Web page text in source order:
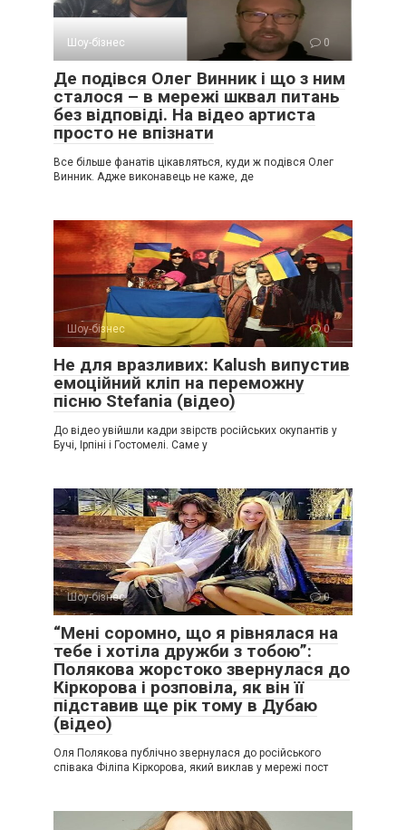
Шоу-бізнес 0
Де подівся Олег Винник і що з ним
сталося – в мережі шквал питань
без відповіді. На відео артиста
просто не впізнати
Все більше фанатів цікавляться, куди ж подівся Олег
Винник. Адже виконавець не каже, де
Шоу-бізнес 0
Не для вразливих: Kalush випустив
емоційний кліп на переможну
пісню Stefania (відео)
До відео увійшли кадри звірств російських окупантів у
Бучі, Ірпіні і Гостомелі. Саме у
Шоу-бізнес 0
“Мені соромно, що я рівнялася на
тебе і хотіла дружби з тобою”:
Полякова жорстоко звернулася до
Кіркорова і розповіла, як він її
підставив ще рік тому в Дубаю
(відео)
Оля Полякова публічно звернулася до російського
співака Філіпа Кіркорова, який виклав у мережі пост